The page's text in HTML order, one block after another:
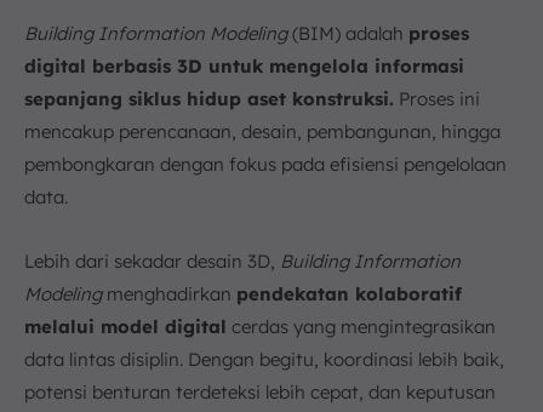
Building Information Modeling(BIM) adalah proses
digital berbasis 3D untuk mengelola informasi
sepanjang siklus hidup aset konstruksi. Proses ini
mencakup perencanaan, desain, pembangunan, hingga
pembongkaran dengan fokus pada efisiensi pengelolaan
data.
Lebih dari sekadar desain 3D, Building Information
Modelingmenghadirkan pendekatan kolaboratif
melalui model digital cerdas yang mengintegrasikan
data lintas disiplin. Dengan begitu, koordinasi lebih baik,
potensi benturan terdeteksi lebih cepat, dan keputusan